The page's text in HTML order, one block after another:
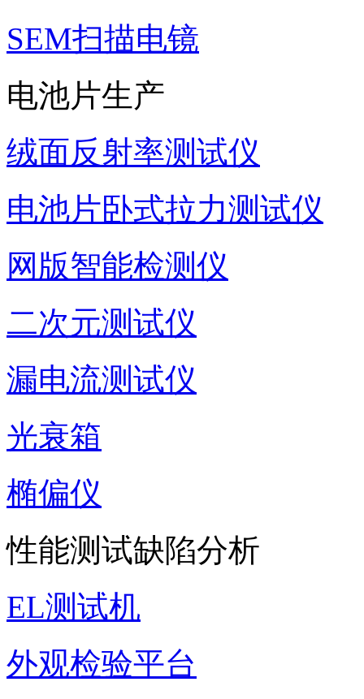
SEM扫描电镜
电池片生产
绒面反射率测试仪
电池片卧式拉力测试仪
网版智能检测仪
二次元测试仪
漏电流测试仪
光衰箱
椭偏仪
性能测试缺陷分析
EL测试机
外观检验平台